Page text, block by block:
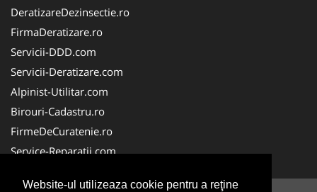
Website-ul utilizeaza cookie pentru a reţine
DeratizareDezinsectie.ro
FirmaDeratizare.ro
Servicii-DDD.com
Servicii-Deratizare.com
Alpinist-Utilitar.com
Birouri-Cadastru.ro
FirmeDeCuratenie.ro
Service-Reparatii.com